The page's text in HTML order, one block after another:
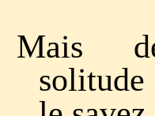
Mais
solitude